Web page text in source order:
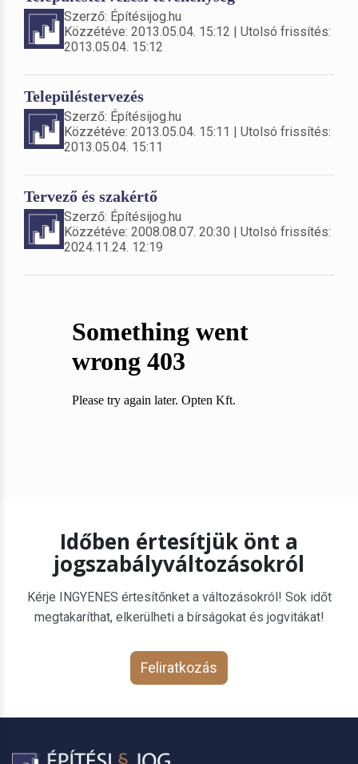
Szerző: Építésijog.hu
Közzétéve: 2013.05.04. 15:12 | Utolsó frissítés:
2013.05.04. 15:12
Településtervezés
Szerző: Építésijog.hu
Közzétéve: 2013.05.04. 15:11 | Utolsó frissítés:
2013.05.04. 15:11
Tervező és szakértő
Szerző: Építésijog.hu
Közzétéve: 2008.08.07. 20:30 | Utolsó frissítés:
2024.11.24. 12:19
Időben értesítjük önt a
jogszabályváltozásokról
Kérje INGYENES értesítőnket a változásokról! Sok időt
megtakaríthat, elkerülheti a bírságokat és jogvitákat!
Feliratkozás